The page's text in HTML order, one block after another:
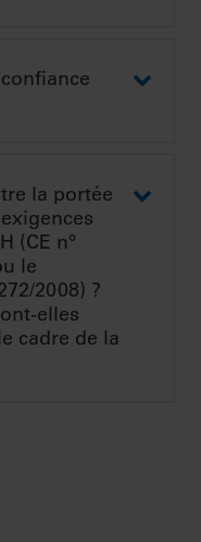
la portée
(CE n°
le
2008) ?
elles
cadre de la